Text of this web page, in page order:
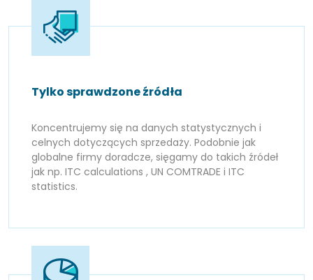
Tylko sprawdzone źródła
Koncentrujemy się na danych statystycznych i
celnych dotyczących sprzedaży. Podobnie jak
globalne firmy doradcze, sięgamy do takich źródeł
jak np. ITC calculations , UN COMTRADE i ITC
statistics.